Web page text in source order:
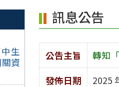
生
資
訊息公告
公告主旨
轉知
發佈日期
2025